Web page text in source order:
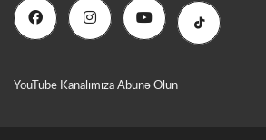
YouTube Kanalımıza Abunə Olun